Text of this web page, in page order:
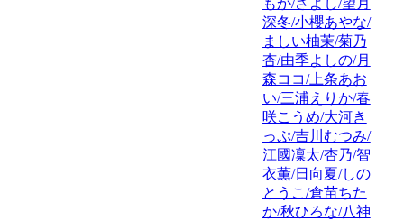
深冬/小櫻あやな/
ましい柚茉/菊乃
杏/由季よしの/月
森ココ/上条あお
い/三浦えりか/春
咲こうめ/大河き
っぷ/吉川むつみ/
江國凜太/杏乃/智
衣薫/日向夏/しの
とうこ/倉苗ちた
か/秋ひろな/八神